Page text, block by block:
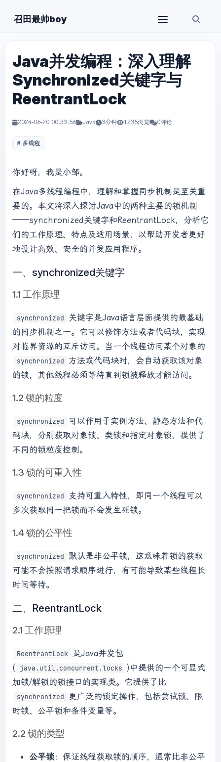
召田最帅boy
Java并发编程：深入理解
Synchronized关键字与
ReentrantLock
2024-06-20 00:33:56 Java 3分钟 1235浏览 0评论
多线程
你好呀，我是小邹。
在Java多线程编程中，理解和掌握同步机制是至关重
要的。本文将深入探讨Java中的两种主要的锁机制
——synchronized关键字和ReentrantLock，分析它
们的工作原理、特点及适用场景，以帮助开发者更好
地设计高效、安全的并发应用程序。
一、synchronized关键字
1.1 工作原理
synchronized
关键字是Java语言层面提供的最基础
的同步机制之一。它可以修饰方法或者代码块，实现
对临界资源的互斥访问。当一个线程访问某个对象的
synchronized
方法或代码块时，会自动获取该对象
的锁，其他线程必须等待直到锁被释放才能访问。
1.2 锁的粒度
synchronized
可以作用于实例方法、静态方法和代
码块，分别获取对象锁、类锁和指定对象锁，提供了
不同的锁粒度控制。
1.3 锁的可重入性
synchronized
支持可重入特性，即同一个线程可以
多次获取同一把锁而不会发生死锁。
1.4 锁的公平性
synchronized
默认是非公平锁，这意味着锁的获取
可能不会按照请求顺序进行，有可能导致某些线程长
时间等待。
二、ReentrantLock
2.1 工作原理
ReentrantLock
是Java并发包
(
java.util.concurrent.locks
)中提供的一个可显式
加锁/解锁的锁接口的实现类。它提供了比
synchronized
更广泛的锁定操作，包括尝试锁、限
时锁、公平锁和条件变量等。
2.2 锁的类型
公平锁：保证线程获取锁的顺序，通常比非公平